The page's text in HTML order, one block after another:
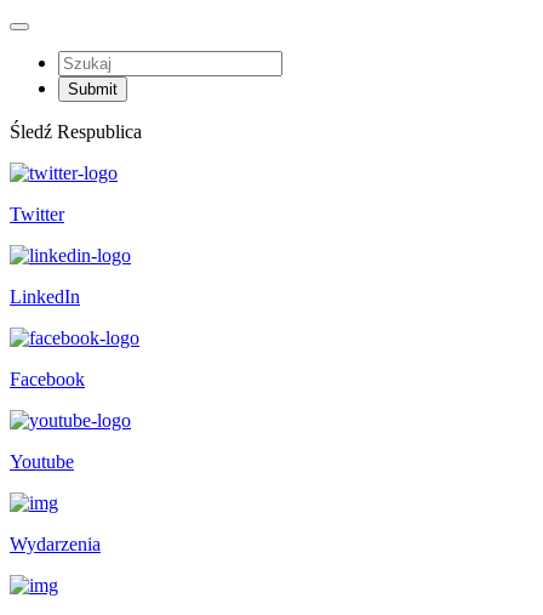
Śledź Respublica
Twitter
LinkedIn
Facebook
Youtube
Wydarzenia